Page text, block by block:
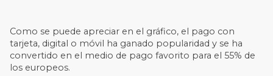
Como se puede apreciar en el gráfico, el pago con
tarjeta, digital o móvil ha ganado popularidad y se ha
convertido en el medio de pago favorito para el 55% de
los europeos.